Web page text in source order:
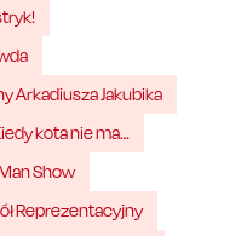
Arkadiusza Jakubika
kota nie ma…
Show
Reprezentacyjny